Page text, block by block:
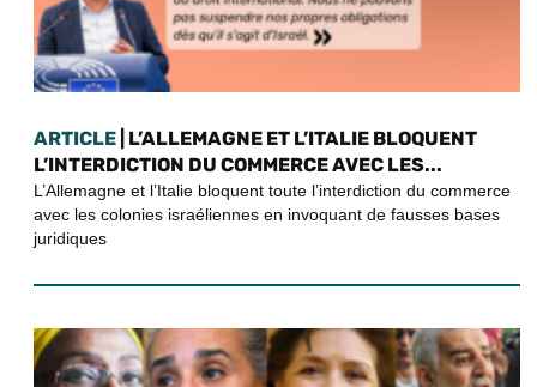
ARTICLE | L’ALLEMAGNE ET L’ITALIE BLOQUENT
L’INTERDICTION DU COMMERCE AVEC LES...
L’Allemagne et l’Italie bloquent toute l’interdiction du commerce
avec les colonies israéliennes en invoquant de fausses bases
juridiques